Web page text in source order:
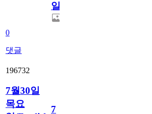
0
댓글
일
196732
7월30일
목요
7